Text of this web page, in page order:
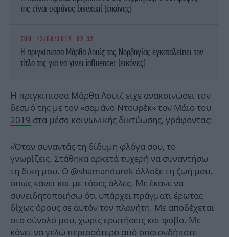
της είναι σαμάνος bisexual [εικόνες]
ΖΩΗ 12/08/2019 09:32
Η πριγκίπισσα Μάρθα Λουίζ της Νορβηγίας εγκαταλείπει τον
τίτλο της για να γίνει influencer [εικόνες]
Η πριγκίπισσα Μάρθα Λουίζ είχε ανακοινώσει τον
δεσμό της με τον «σαμάνο Ντουρέκ»τον Μάιο του
2019 στα μέσα κοινωνικής δικτύωσης, γράφοντας:
«Όταν συναντάς τη δίδυμη φλόγα σου, το
γνωρίζεις. Στάθηκα αρκετά τυχερή να συναντήσω
τη δική μου. Ο @shamandurek άλλαξε τη ζωή μου,
όπως κάνει και με τόσες άλλες. Με έκανε να
συνειδητοποιήσω ότι υπάρχει πράγματι έρωτας
δίχως όρους σε αυτόν τον πλανήτη. Με αποδέχεται
στο σύνολό μου, χωρίς ερωτήσεις και φόβο. Με
κάνει να γελώ περισσότερο από οποιονδήποτε